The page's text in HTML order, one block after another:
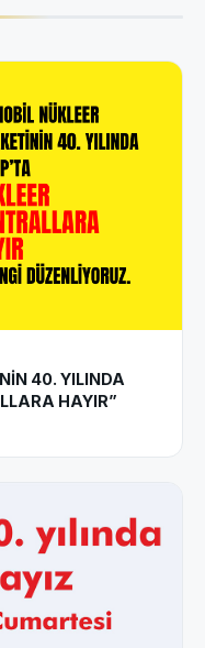
40. YILINDA
HAYIR”